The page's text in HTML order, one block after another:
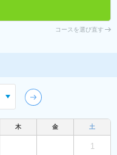
コースを選び直す
木 金 土
1